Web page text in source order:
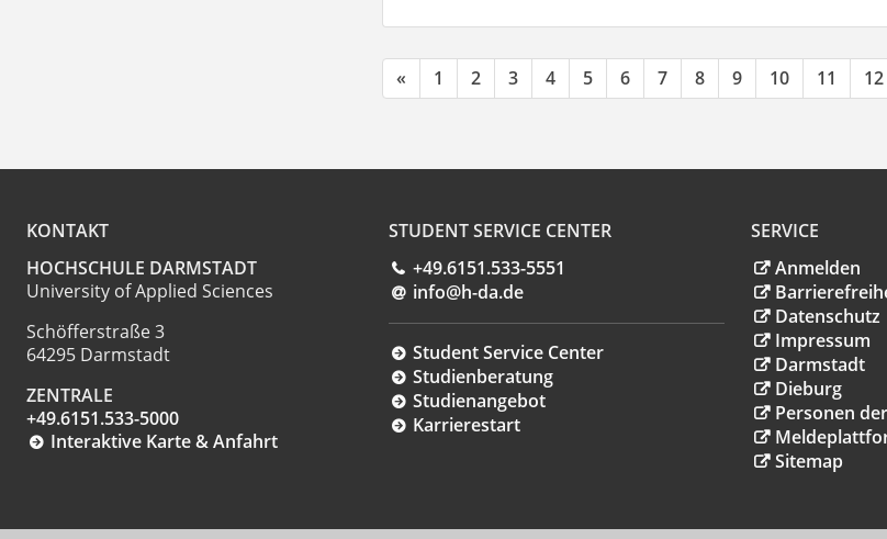
« 1 2 3 4 5 6 7 8 9 10 11 12
KONTAKT
HOCHSCHULE DARMSTADT
University of Applied Sciences
Schöfferstraße 3
64295 Darmstadt
ZENTRALE
+49.6151.533-5000
Interaktive Karte & Anfahrt
STUDENT SERVICE CENTER
+49.6151.533-5551
info@h-da.de
Student Service Center
Studienberatung
Studienangebot
Karrierestart
SERVICE
Anmelden
Datenschutz
Impressum
Darmstadt
Dieburg
Personen
Sitemap